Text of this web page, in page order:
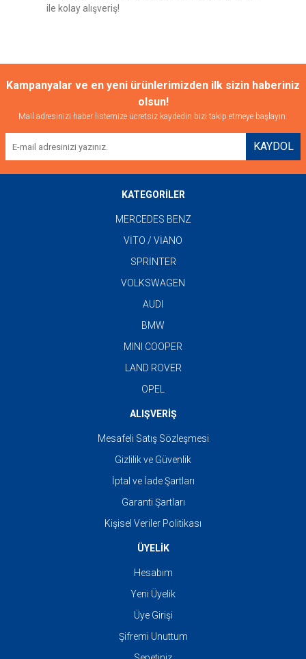
ile kolay alışveriş!
Kampanyalar ve en yeni ürünlerimizden ilk sizin haberiniz
olsun!
Mail adresinizi haber listemize ücretsiz kaydedin bizi takip etmeye başlayın.
KAYDOL
KATEGORİLER
MERCEDES BENZ
VİTO / VİANO
SPRİNTER
VOLKSWAGEN
AUDI
BMW
MINI COOPER
LAND ROVER
OPEL
ALIŞVERİŞ
Mesafeli Satış Sözleşmesi
Gizlilik ve Güvenlik
İptal ve İade Şartları
Garanti Şartları
Kişisel Veriler Politikası
ÜYELİK
Hesabım
Yeni Üyelik
Üye Girişi
Şifremi Unuttum